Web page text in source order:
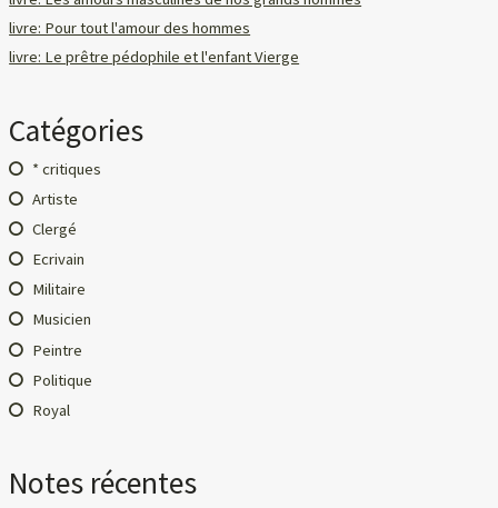
livre: Pour tout l'amour des hommes
livre: Le prêtre pédophile et l'enfant Vierge
Catégories
* critiques
Artiste
Clergé
Ecrivain
Militaire
Musicien
Peintre
Politique
Royal
Notes récentes